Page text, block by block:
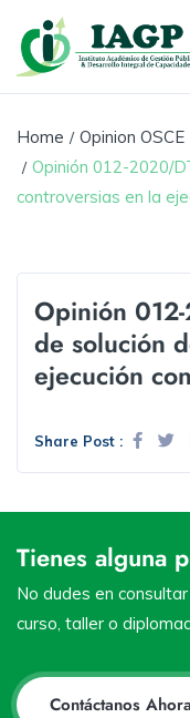
Home
Opinion OSCE
Opinión 012-2020/
controversias en la
Opinión
de solución
ejecución
Share Post :
Tienes alguna
No dudes en
curso, taller o
Contáctanos Ahora